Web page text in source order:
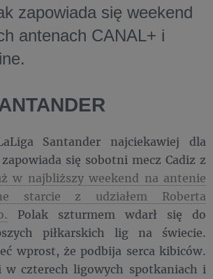
zapowiada się weekend
antenach CANAL+ i
Santander najciekawiej dla
się sobotni mecz Cadiz z
w najbliższy weekend na antenie
starcie z udziałem Roberta
Polak szturmem wdarł się do
piłkarskich lig na świecie.
wprost, że podbija serca kibiców.
w czterech ligowych spotkaniach i